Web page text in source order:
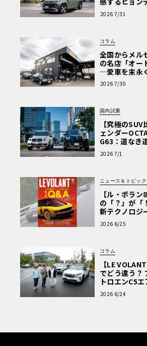
2018年には大きめのマイナーチェンジ
バンパーやランプ類に小変更があるの
更部位はなんと6500箇所に及ぶという
エンジンで、C200は1.5Lターボという
ンジンに換装。「BSG（ベルトドリブ
ェネレーター）」によるマイルドハイ
ことも話題になった。
・ステーションワゴンやクーペ、カブ
ディバリエーションを用意
現行型でももちろんラインナップして
【第1回・ヒ
Why?
2026 7/31
コラム
全国からメル
の名店「オ
─愛車を末永
術と、プロが
を選ぶ理由〈
2026 7/30
国内試乗
【究極の
ェンダー
G63：道なき
極的アプロー
2026 7/1
ニュース＆トピッ
【ル・ボラ
の「？」が「
新テクノロジ
車Q&A」
2026 6/25
コラム
【LE
でどう違う？
トロエンC5
読者一気乗り
2026 6/24